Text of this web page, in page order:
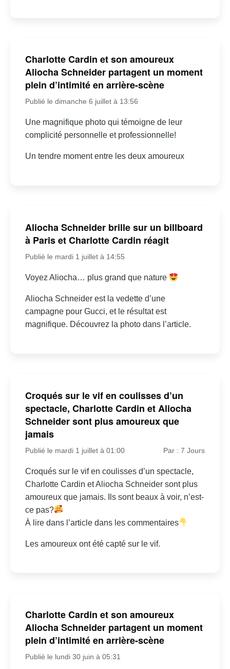
Charlotte Cardin et son amoureux
Aliocha Schneider partagent un moment
plein d’intimité en arrière-scène
Publié le dimanche 6 juillet à 13:56
Une magnifique photo qui témoigne de leur
complicité personnelle et professionnelle!
Un tendre moment entre les deux amoureux
Aliocha Schneider brille sur un billboard
à Paris et Charlotte Cardin réagit
Publié le mardi 1 juillet à 14:55
Voyez Aliocha… plus grand que nature
Aliocha Schneider est la vedette d’une
campagne pour Gucci, et le résultat est
magnifique. Découvrez la photo dans l’article.
Croqués sur le vif en coulisses d’un
spectacle, Charlotte Cardin et Aliocha
Schneider sont plus amoureux que
jamais
Publié le mardi 1 juillet à 01:00 Par : 7 Jours
Croqués sur le vif en coulisses d’un spectacle,
Charlotte Cardin et Aliocha Schneider sont plus
amoureux que jamais. Ils sont beaux à voir, n’est-
ce pas?
À lire dans l’article dans les commentaires
Les amoureux ont été capté sur le vif.
Charlotte Cardin et son amoureux
Aliocha Schneider partagent un moment
plein d’intimité en arrière-scène
Publié le lundi 30 juin à 05:31